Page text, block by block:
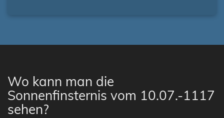
Wo kann man die
Sonnenfinsternis vom 10.07.-1117
sehen?